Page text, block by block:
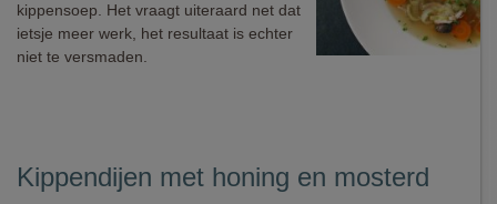
kippensoep. Het vraagt uiteraard net dat
ietsje meer werk, het resultaat is echter
niet te versmaden.
Kippendijen met honing en mosterd